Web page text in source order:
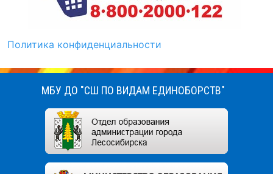
Политика конфиденциальности
МБУ ДО "СШ ПО ВИДАМ ЕДИНОБОРСТВ"